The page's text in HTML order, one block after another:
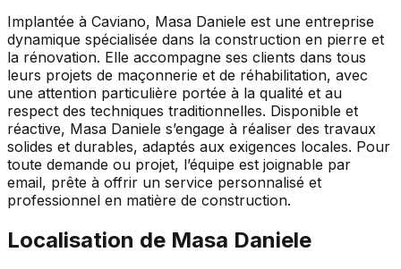
Implantée à Caviano, Masa Daniele est une entreprise
dynamique spécialisée dans la construction en pierre et
la rénovation. Elle accompagne ses clients dans tous
leurs projets de maçonnerie et de réhabilitation, avec
une attention particulière portée à la qualité et au
respect des techniques traditionnelles. Disponible et
réactive, Masa Daniele s’engage à réaliser des travaux
solides et durables, adaptés aux exigences locales. Pour
toute demande ou projet, l’équipe est joignable par
email, prête à offrir un service personnalisé et
professionnel en matière de construction.
Localisation de Masa Daniele